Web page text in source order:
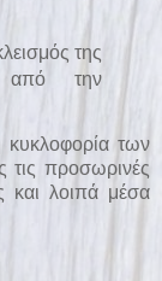
της
από την
κυκλοφορία των
τις προσωρινές
και λοιπά μέσα